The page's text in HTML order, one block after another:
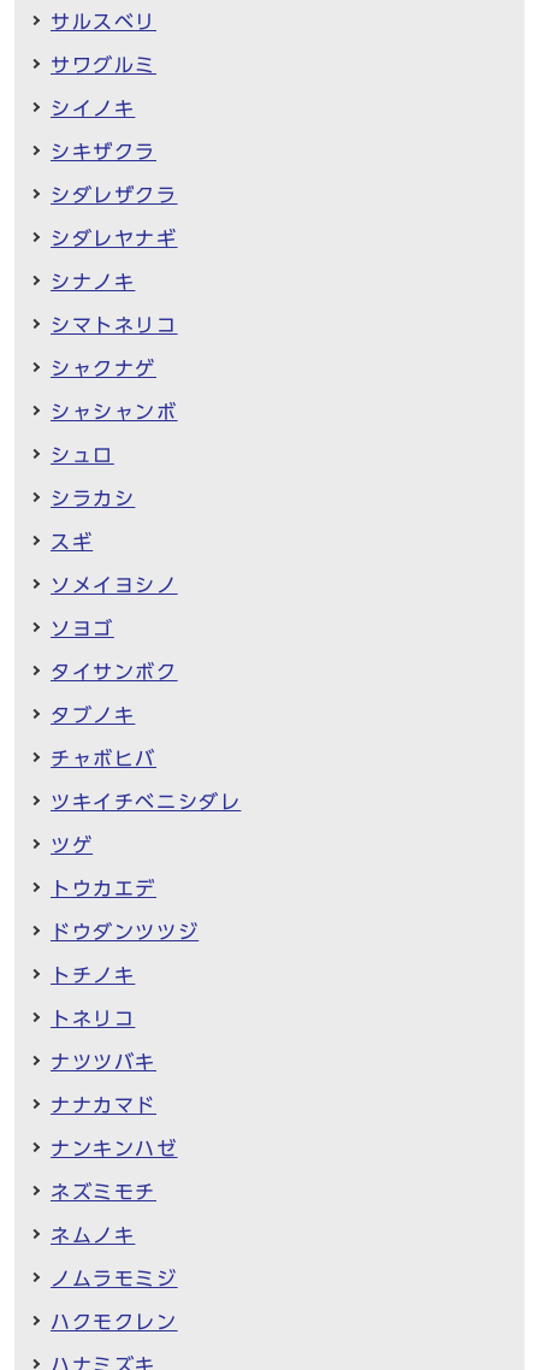
サルスベリ
サワグルミ
シイノキ
シキザクラ
シダレザクラ
シダレヤナギ
シナノキ
シマトネリコ
シャクナゲ
シャシャンボ
シュロ
シラカシ
スギ
ソメイヨシノ
ソヨゴ
タイサンボク
タブノキ
チャボヒバ
ツキイチベニシダレ
ツゲ
トウカエデ
ドウダンツツジ
トチノキ
トネリコ
ナツツバキ
ナナカマド
ナンキンハゼ
ネズミモチ
ネムノキ
ノムラモミジ
ハクモクレン
ハナミズキ